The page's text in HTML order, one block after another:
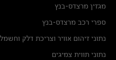
מגזין מרצדס-בנץ
ספרי רכב מרצדס-בנץ
נתוני זיהום אוויר וצריכת דלק וחשמל
נתוני תווית צמיגים